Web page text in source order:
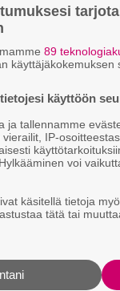
89
käyttäjäkokemuksen
käyttöön
ja tallennamme
IP-
voi
käsitellä tietoja
tätä tai